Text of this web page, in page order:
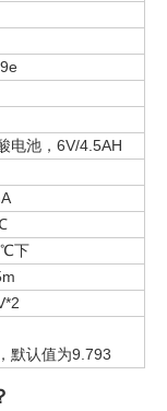
电池，6V/4.5AH
下
默认值为9.793